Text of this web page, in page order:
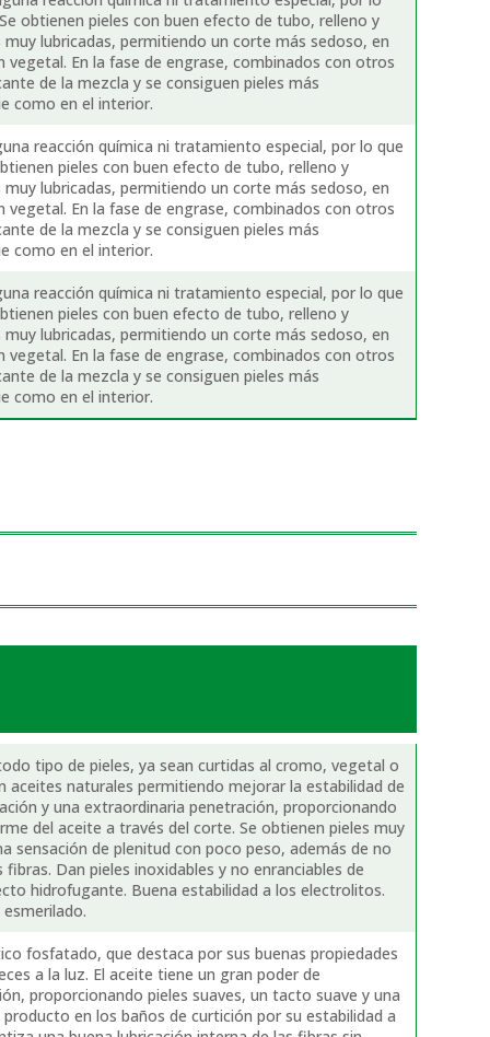
obtienen pieles con buen efecto de tubo, relleno y
lubricadas, permitiendo un corte más sedoso, en
vegetal. En la fase de engrase, combinados con otros
de la mezcla y se consiguen pieles más
como en el interior.
reacción química ni tratamiento especial, por lo que
pieles con buen efecto de tubo, relleno y
lubricadas, permitiendo un corte más sedoso, en
vegetal. En la fase de engrase, combinados con otros
de la mezcla y se consiguen pieles más
como en el interior.
reacción química ni tratamiento especial, por lo que
pieles con buen efecto de tubo, relleno y
lubricadas, permitiendo un corte más sedoso, en
vegetal. En la fase de engrase, combinados con otros
de la mezcla y se consiguen pieles más
como en el interior.
tipo de pieles, ya sean curtidas al cromo, vegetal o
aceites naturales permitiendo mejorar la estabilidad de
y una extraordinaria penetración, proporcionando
del aceite a través del corte. Se obtienen pieles muy
sensación de plenitud con poco peso, además de no
Dan pieles inoxidables y no enranciables de
hidrofugante. Buena estabilidad a los electrolitos.
fosfatado, que destaca por sus buenas propiedades
a la luz. El aceite tiene un gran poder de
proporcionando pieles suaves, un tacto suave y una
en los baños de curtición por su estabilidad a